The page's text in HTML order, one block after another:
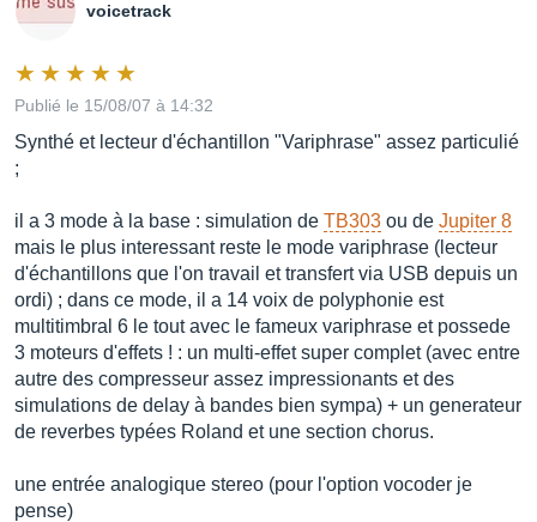
voicetrack
Publié le 15/08/07 à 14:32
Synthé et lecteur d'échantillon "Variphrase" assez particulié
;
il a 3 mode à la base : simulation de TB303 ou de Jupiter 8
mais le plus interessant reste le mode variphrase (lecteur
d'échantillons que l'on travail et transfert via USB depuis un
ordi) ; dans ce mode, il a 14 voix de polyphonie est
multitimbral 6 le tout avec le fameux variphrase et possede
3 moteurs d'effets ! : un multi-effet super complet (avec entre
autre des compresseur assez impressionants et des
simulations de delay à bandes bien sympa) + un generateur
de reverbes typées Roland et une section chorus.
une entrée analogique stereo (pour l'option vocoder je
pense)